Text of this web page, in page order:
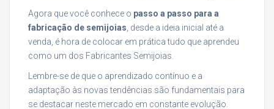
Agora que você conhece o passo a passo para a
fabricação de semijoias , desde a ideia inicial até a
venda, é hora de colocar em prática tudo que aprendeu
como um dos Fabricantes Semijoias.
Lembre-se de que o aprendizado contínuo e a
adaptação às novas tendências são fundamentais para
se destacar neste mercado em constante evolução.